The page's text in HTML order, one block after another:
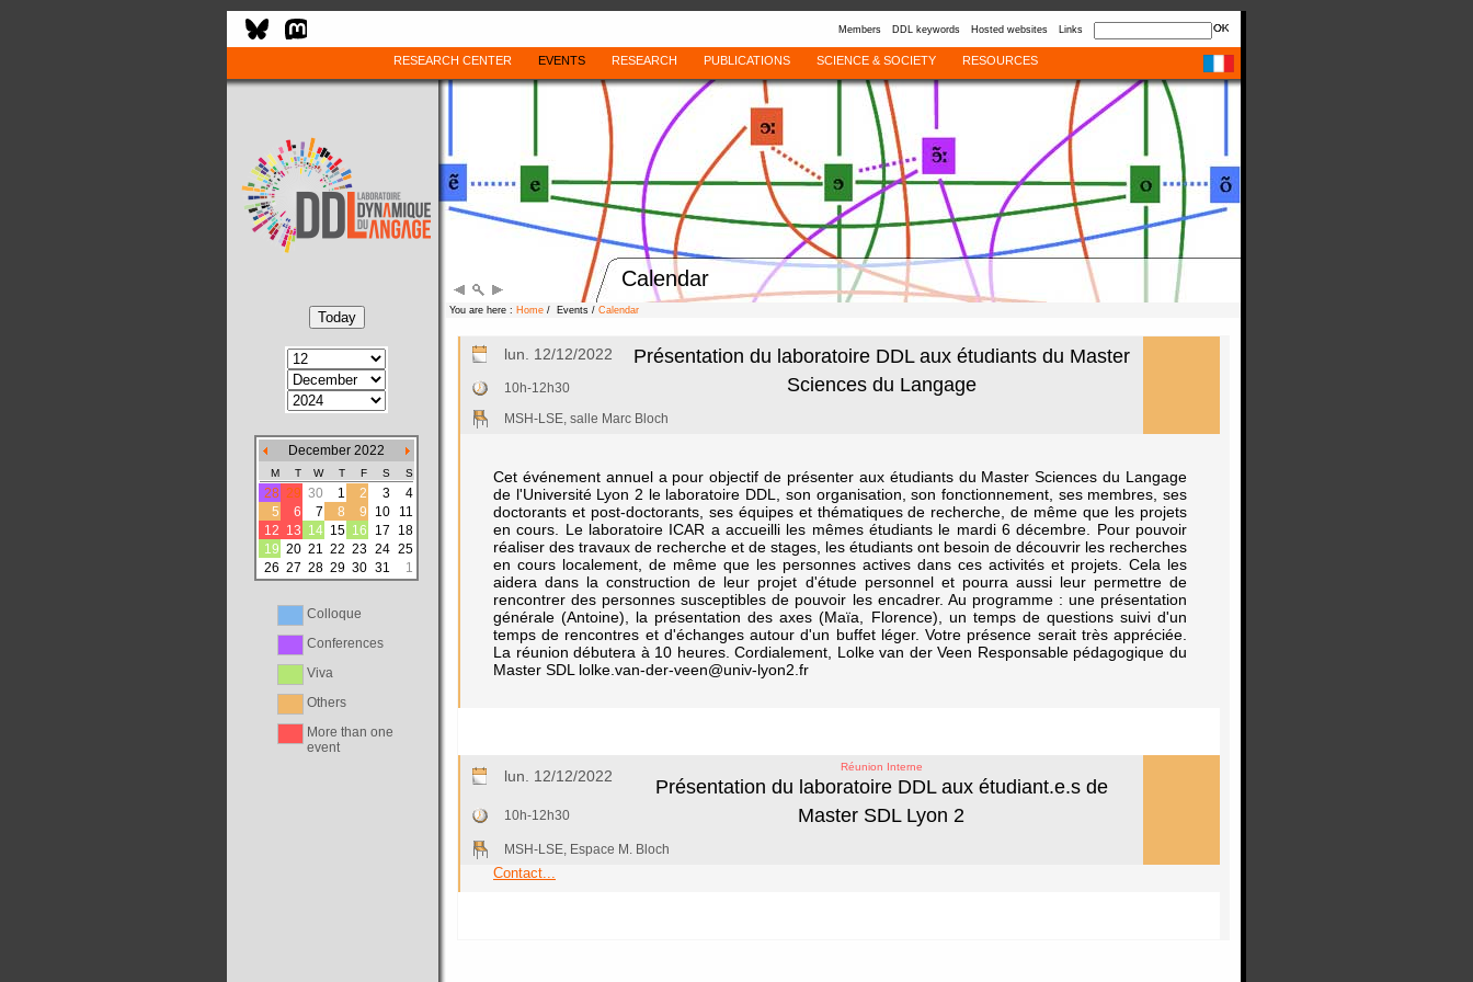
Members DDL keywords Hosted websites Links
RESEARCH CENTER EVENTS RESEARCH PUBLICATIONS SCIENCE & SOCIETY RESOURCES
Calendar
December 2022
M T W T F S S
28 29 30 1 2 3
4
5
6 7 8 9 10
11
12 13 14 15 16 17
18
19 20 21 22 23 24 25
26 27 28 29 30 31 1
Colloque
Conferences
Viva
Others
More than one
event
You are here : Home / Events / Calendar
lun. 12/12/2022
Présentation du laboratoire DDL aux étudiants du Master
Sciences du Langage
10h-12h30
MSH-LSE, salle Marc Bloch
Cet événement annuel a pour objectif de présenter aux étudiants du Master Sciences du Langage
de l'Université Lyon 2 le laboratoire DDL, son organisation, son fonctionnement, ses membres, ses
doctorants et post-doctorants, ses équipes et thématiques de recherche, de même que les projets
en cours. Le laboratoire ICAR a accueilli les mêmes étudiants le mardi 6 décembre. Pour pouvoir
réaliser des travaux de recherche et de stages, les étudiants ont besoin de découvrir les recherches
en cours localement, de même que les personnes actives dans ces activités et projets. Cela les
aidera dans la construction de leur projet d'étude personnel et pourra aussi leur permettre de
rencontrer des personnes susceptibles de pouvoir les encadrer. Au programme : une présentation
générale (Antoine), la présentation des axes (Maïa, Florence), un temps de questions suivi d'un
temps de rencontres et d'échanges autour d'un buffet léger. Votre présence serait très appréciée.
La réunion débutera à 10 heures. Cordialement, Lolke van der Veen Responsable pédagogique du
Master SDL lolke.van-der-veen@univ-lyon2.fr
lun. 12/12/2022
Réunion Interne
Présentation du laboratoire DDL aux étudiant.e.s de
Master SDL Lyon 2
10h-12h30
MSH-LSE, Espace M. Bloch
Contact...